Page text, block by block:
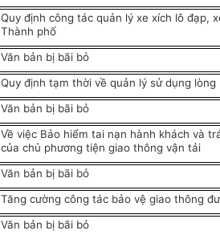
Quy định công tác quản lý xe xích lô đạp,
Thành phố
Văn bản bị bãi bỏ
Quy định tạm thời về quản lý sử dụng lòng
Văn bản bị bãi bỏ
Về việc Bảo hiểm tai nạn hành khách và
của chủ phương tiện giao thông vận tải
Văn bản bị bãi bỏ
Tăng cường công tác bảo vệ giao thông
Văn bản bị bãi bỏ